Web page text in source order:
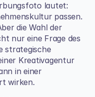
lautet:
passen.
die Wahl der
nur eine Frage des
strategische
Kreativagentur
in einer
wirken.